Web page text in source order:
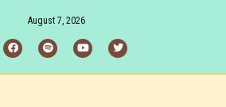
August 7, 2026